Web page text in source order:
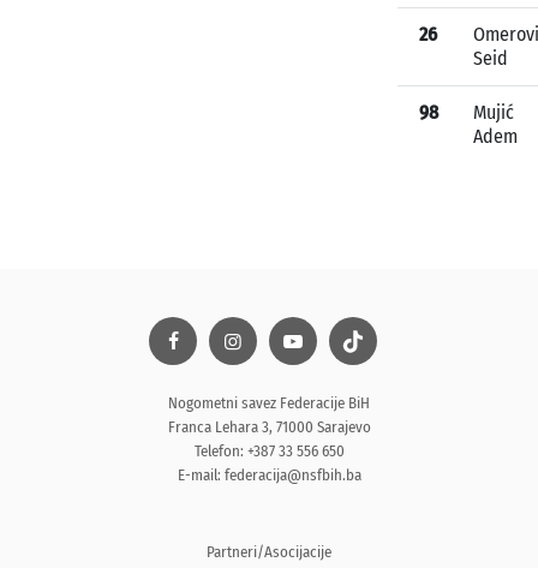
26
Seid
98
Mujić
Adem
Nogometni savez Federacije BiH
Franca Lehara 3, 71000 Sarajevo
Telefon: +387 33 556 650
E-mail: federacija@nsfbih.ba
Partneri/Asocijacije